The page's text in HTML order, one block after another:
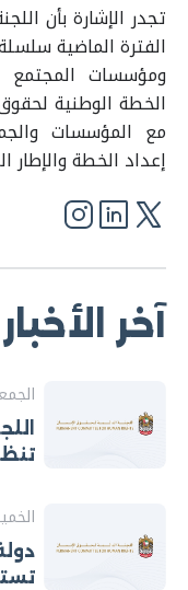
تجدر الإشارة بأن
الفترة الماضية
ومؤسسات
الخطة الوطنية
مع المؤسسات
إعداد الخطة والإطار
آخر الأخبار
الجمعة, 03
الخميس, 19